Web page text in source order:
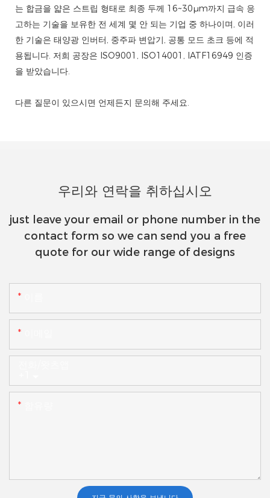
는 합금을 얇은 스트립 형태로 최종 두께 16~30μm까지 급속 응
고하는 기술을 보유한 전 세계 몇 안 되는 기업 중 하나이며, 이러
한 기술은 태양광 인버터, 중주파 변압기, 공통 모드 초크 등에 적
용됩니다. 저희 공장은 ISO9001, ISO14001, IATF16949 인증
을 받았습니다.
다른 질문이 있으시면 언제든지 문의해 주세요.
우리와 연락을 취하십시오
just leave your email or phone number in the
contact form so we can send you a free
quote for our wide range of designs